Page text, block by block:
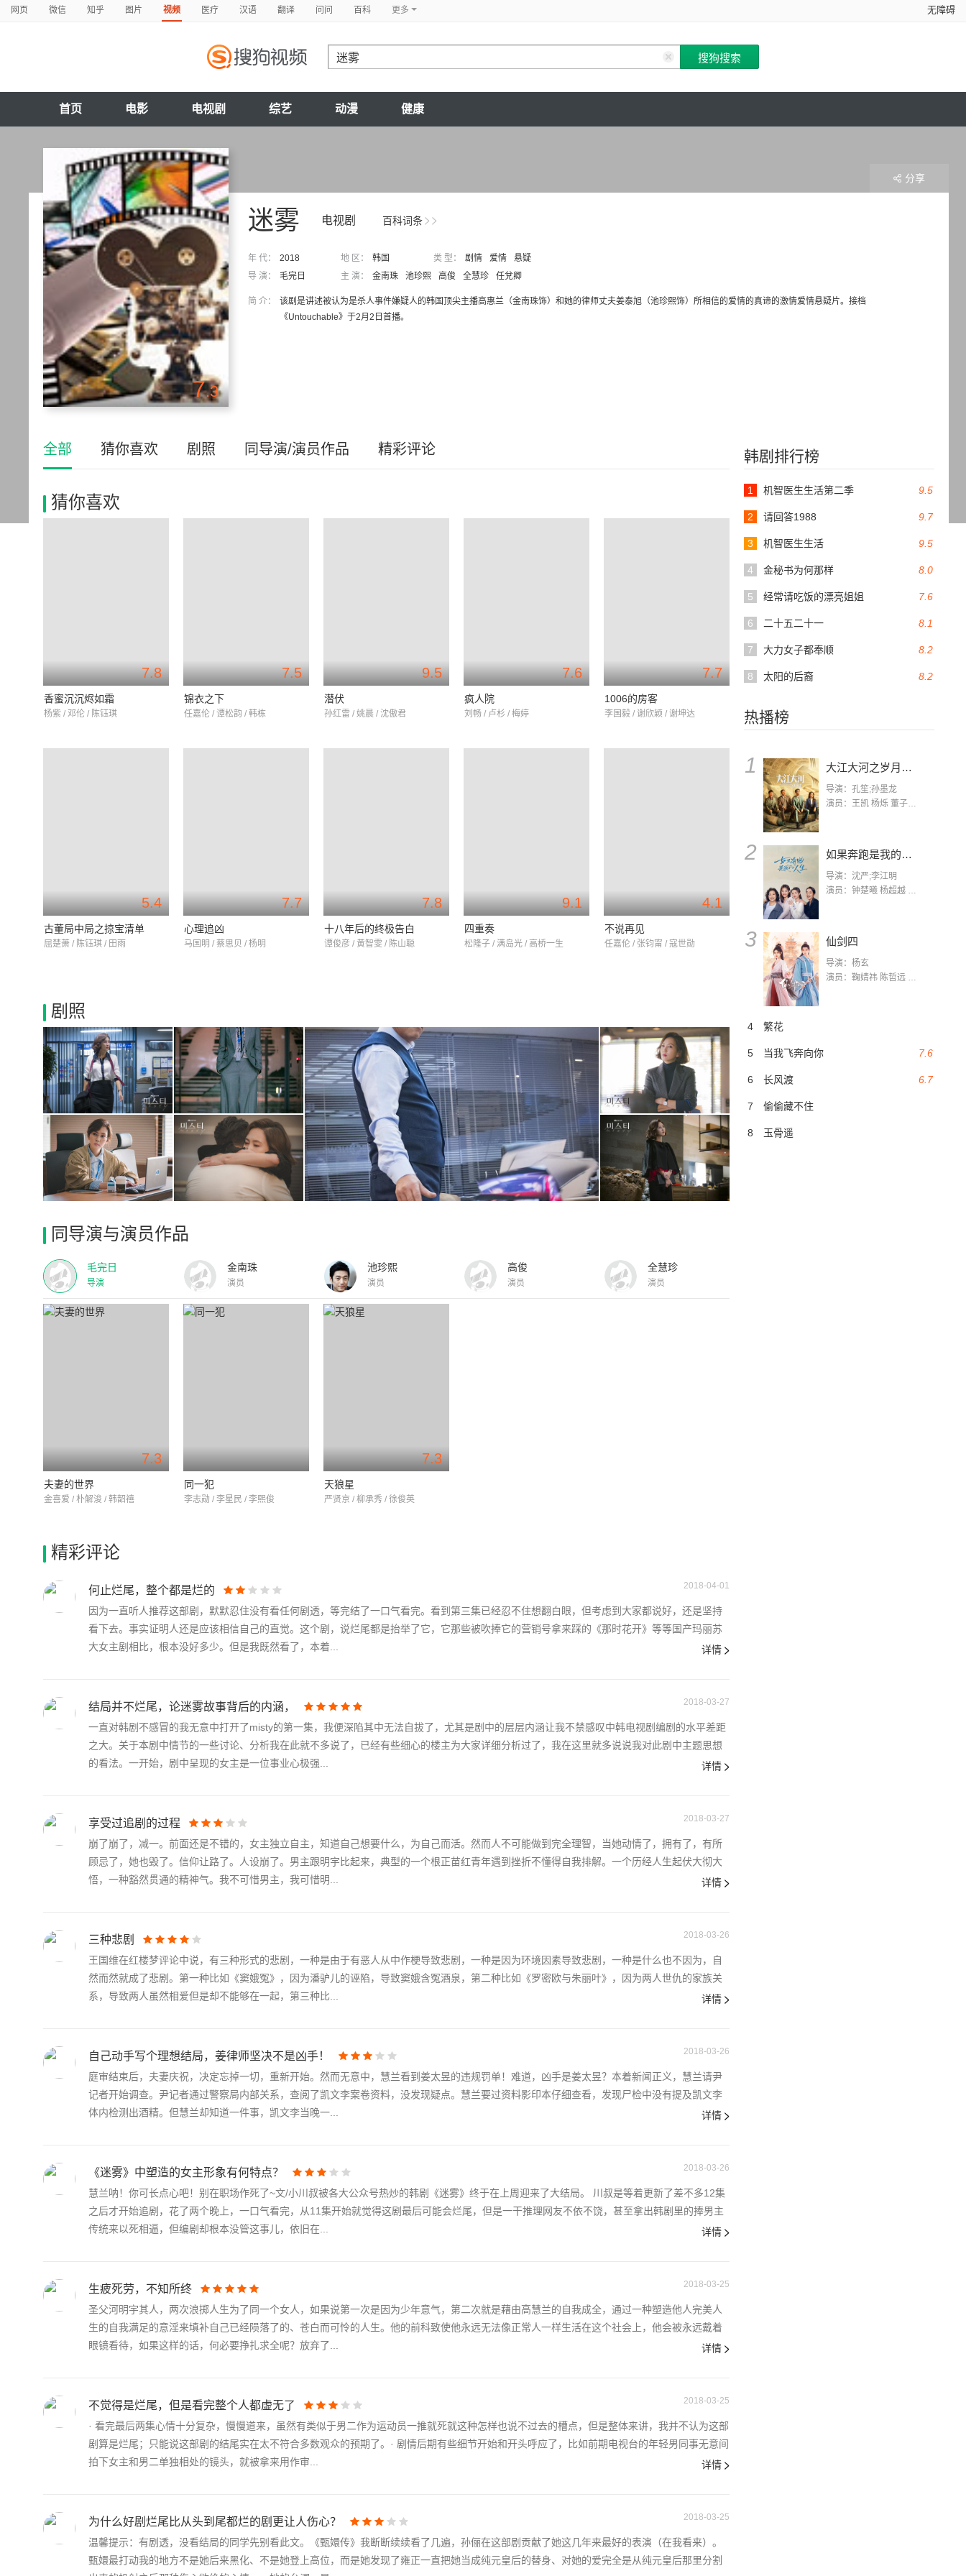
网页 微信 知乎 图片 视频 医疗 汉语 翻译 问问 百科 更多 无障碍
首页 电影 电视剧 综艺 动漫 健康
7.3
百科词条
电视剧
迷雾
年 代： 2018 地 区： 韩国 类 型： 剧情 爱情
悬疑
导 演：
毛完日 主 演： 金南珠 池珍熙 高俊 全慧珍 任兌卿
简 介：
该剧是讲述被认为是杀人事件嫌疑人的韩国顶尖主播高惠兰（金南珠饰）和她的律师丈夫姜泰旭（池珍熙饰）所相信的爱情的真谛的激情爱情悬疑片。接档
《Untouchable》于2月2日首播。
分享
韩剧排行榜
9.5
1 机智医生生活第二季
9.7
2 请回答1988
9.5
3 机智医生生活
8.0
4 金秘书为何那样
7.6
5 经常请吃饭的漂亮姐姐
8.1
6 二十五二十一
8.2
7 大力女子都奉顺
8.2
8 太阳的后裔
热播榜
1 大江大河之岁月如歌
导演：孔笙;孙墨龙
演员：王凯 杨烁 董子健 杨采钰 张佳宁 练练 林栋甫 房子斌
2 如果奔跑是我的人生
导演：沈严;李江明
演员：钟楚曦 杨超越 许娣 陈小艺 侯雯元 宋洋 王宥钧 李添诺
3 仙剑四
导演：杨玄
演员：鞠婧祎 陈哲远 茅子俊 毛晓慧 王媛可 张志浩 林枫松 张帆（演员）
4 繁花
7.6
5 当我飞奔向你
6.7
6 长风渡
7 偷偷藏不住
8 玉骨遥
全部 猜你喜欢 剧照 同导演/演员作品 精彩评论
猜你喜欢
7.8
香蜜沉沉烬如霜
杨紫 / 邓伦 / 陈钰琪
7.5
锦衣之下
任嘉伦 / 谭松韵 / 韩栋
9.5
潜伏
孙红雷 / 姚晨 / 沈傲君
7.6
疯人院
刘畅 / 卢杉 / 梅婷
7.7
1006的房客
李国毅 / 谢欣颖 / 谢坤达
5.4
古董局中局之掠宝清单
屈楚萧 / 陈钰琪 / 田雨
7.7
心理追凶
马国明 / 蔡思贝 / 杨明
7.8
十八年后的终极告白
谭俊彦 / 黄智雯 / 陈山聪
9.1
四重奏
松隆子 / 满岛光 / 高桥一生
4.1
不说再见
任嘉伦 / 张钧甯 / 寇世勋
剧照
同导演与演员作品
毛完日
导演
金南珠
演员
池珍熙
演员
高俊
演员
全慧珍
演员
7.3
夫妻的世界
金喜爱 / 朴解浚 / 韩韶禧
同一犯
李志勋 / 李星民 / 李熙俊
7.3
天狼星
严贤京 / 柳承秀 / 徐俊英
精彩评论
何止烂尾，整个都是烂的 2018-04-01
因为一直听人推荐这部剧，默默忍住没有看任何剧透，等完结了一口气看完。看到第三集已经忍不住想翻白眼，但考虑到大家都说好，还是坚持
看下去。事实证明人还是应该相信自己的直觉。这个剧，说烂尾都是抬举了它，它那些被吹捧它的营销号拿来踩的《那时花开》等等国产玛丽苏
大女主剧相比，根本没好多少。但是我既然看了，本着...
详情
结局并不烂尾，论迷雾故事背后的内涵， 2018-03-27
一直对韩剧不感冒的我无意中打开了misty的第一集，我便深陷其中无法自拔了，尤其是剧中的层层内涵让我不禁感叹中韩电视剧编剧的水平差距
之大。关于本剧中情节的一些讨论、分析我在此就不多说了，已经有些细心的楼主为大家详细分析过了，我在这里就多说说我对此剧中主题思想
的看法。一开始，剧中呈现的女主是一位事业心极强...
详情
享受过追剧的过程 2018-03-27
崩了崩了，减一。前面还是不错的，女主独立自主，知道自己想要什么，为自己而活。然而人不可能做到完全理智，当她动情了，拥有了，有所
顾忌了，她也毁了。信仰让路了。人设崩了。男主跟明宇比起来，典型的一个根正苗红青年遇到挫折不懂得自我排解。一个历经人生起伏大彻大
悟，一种豁然贯通的精神气。我不可惜男主，我可惜明...
详情
三种悲剧 2018-03-26
王国维在红楼梦评论中说，有三种形式的悲剧，一种是由于有恶人从中作梗导致悲剧，一种是因为环境因素导致悲剧，一种是什么也不因为，自
然而然就成了悲剧。第一种比如《窦娥冤》，因为潘驴儿的诬陷，导致窦娥含冤酒泉，第二种比如《罗密欧与朱丽叶》，因为两人世仇的家族关
系，导致两人虽然相爱但是却不能够在一起，第三种比...
详情
自己动手写个理想结局，姜律师坚决不是凶手！ 2018-03-26
庭审结束后，夫妻庆祝，决定忘掉一切，重新开始。然而无意中，慧兰看到姜太昱的违规罚单！难道，凶手是姜太昱？本着新闻正义，慧兰请尹
记者开始调查。尹记者通过警察局内部关系，查阅了凯文李案卷资料，没发现疑点。慧兰要过资料影印本仔细查看，发现尸检中没有提及凯文李
体内检测出酒精。但慧兰却知道一件事，凯文李当晚一...
详情
《迷雾》中塑造的女主形象有何特点？ 2018-03-26
慧兰呐！你可长点心吧！别在职场作死了~文/小川叔被各大公众号热炒的韩剧《迷雾》终于在上周迎来了大结局。 川叔是等着更新了差不多12集
之后才开始追剧，花了两个晚上，一口气看完，从11集开始就觉得这剧最后可能会烂尾，但是一干推理网友不依不饶，甚至拿出韩剧里的捧男主
传统来以死相逼，但编剧却根本没管这事儿，依旧在...
详情
生疲死劳，不知所终 2018-03-25
圣父河明宇其人，两次浪掷人生为了同一个女人，如果说第一次是因为少年意气，第二次就是藉由高慧兰的自我成全，通过一种塑造他人完美人
生的自我满足的意淫来填补自己已经陨落了的、苍白而可怜的人生。他的前科致使他永远无法像正常人一样生活在这个社会上，他会被永远戴着
眼镜看待，如果这样的话，何必要挣扎求全呢？放弃了...
详情
不觉得是烂尾，但是看完整个人都虚无了 2018-03-25
· 看完最后两集心情十分复杂，慢慢道来，虽然有类似于男二作为运动员一推就死就这种怎样也说不过去的槽点，但是整体来讲，我并不认为这部
剧算是烂尾；只能说这部剧的结尾实在太不符合多数观众的预期了。· 剧情后期有些细节开始和开头呼应了，比如前期电视台的年轻男同事无意间
拍下女主和男二单独相处的镜头，就被拿来用作审...
详情
为什么好剧烂尾比从头到尾都烂的剧更让人伤心？ 2018-03-25
温馨提示：有剧透，没看结局的同学先别看此文。《甄嬛传》我断断续续看了几遍，孙俪在这部剧贡献了她这几年来最好的表演（在我看来）。
甄嬛最打动我的地方不是她后来黑化、不是她登上高位，而是她发现了雍正一直把她当成纯元皇后的替身、对她的爱完全是从纯元皇后那里分割